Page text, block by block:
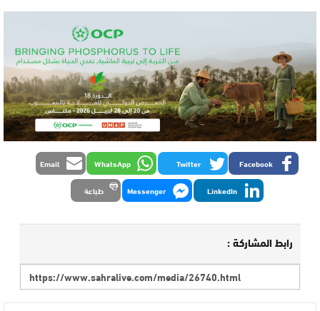
Facebook
Twitter
WhatsApp
Email
LinkedIn
Messenger طباعة
رابط المشاركة :